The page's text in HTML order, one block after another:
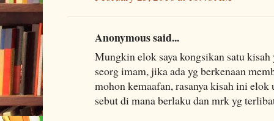
Anonymous said...
Mungkin elok saya kongsikan satu
seorg imam, jika ada yg berkenaan
mohon kemaafan, rasanya kisah ini
sebut di mana berlaku dan mrk yg